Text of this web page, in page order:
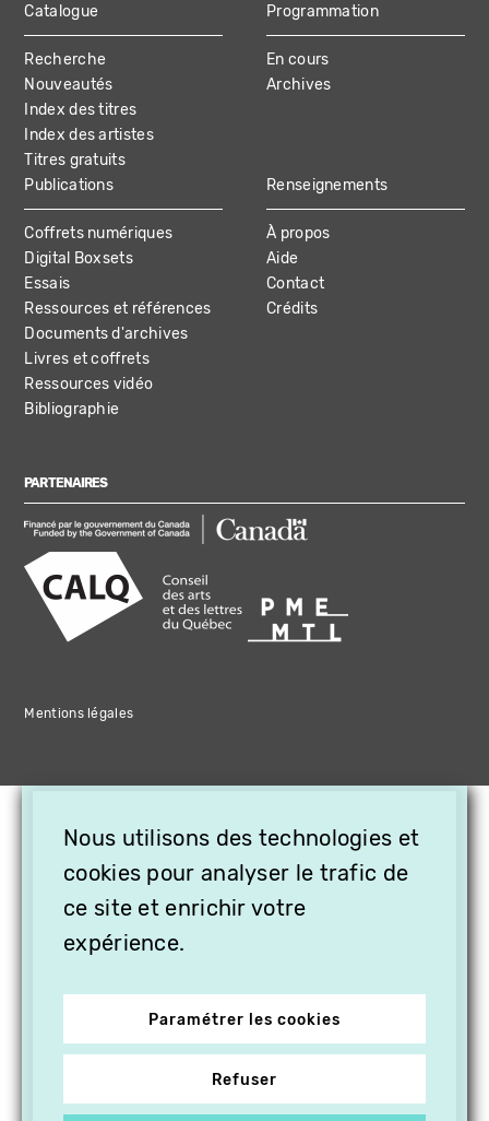
MAIN
NAVIGATION
Catalogue
Recherche
Nouveautés
Index des titres
Index des artistes
Titres gratuits
Programmation
En cours
Archives
Publications
Coffrets numériques
Digital Boxsets
Essais
Ressources et références
Documents d'archives
Livres et coffrets
Ressources vidéo
Bibliographie
Renseignements
À propos
Aide
Contact
Crédits
PARTENAIRES
Mentions légales
Nous utilisons des technologies et
cookies pour analyser le trafic de
ce site et enrichir votre
expérience.
Paramétrer les cookies
Refuser
OFFREZ LA VIDÉO EN
CADEAU, ABONNEZ VOS
PROCHES À VITHÈQUE !